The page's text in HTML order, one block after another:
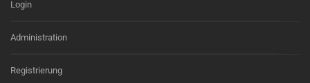
Login
Administration
Registrierung